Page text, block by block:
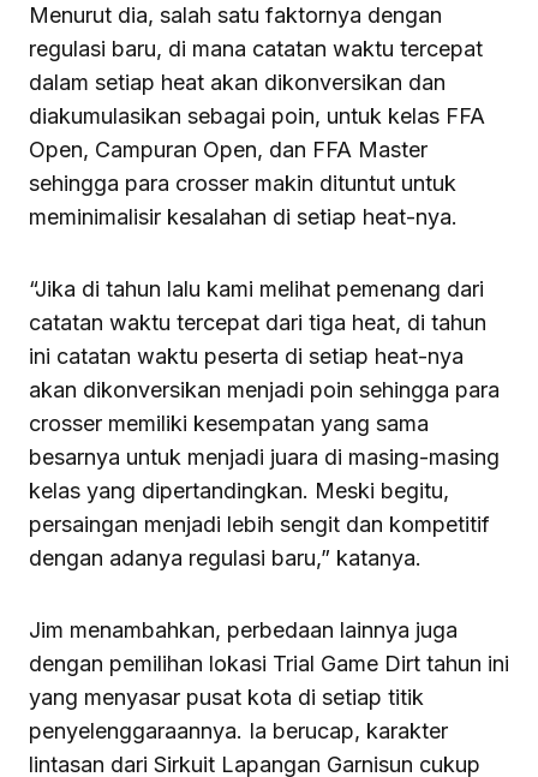
Menurut dia, salah satu faktornya dengan
regulasi baru, di mana catatan waktu tercepat
dalam setiap heat akan dikonversikan dan
diakumulasikan sebagai poin, untuk kelas FFA
Open, Campuran Open, dan FFA Master
sehingga para crosser makin dituntut untuk
meminimalisir kesalahan di setiap heat-nya.
“Jika di tahun lalu kami melihat pemenang dari
catatan waktu tercepat dari tiga heat, di tahun
ini catatan waktu peserta di setiap heat-nya
akan dikonversikan menjadi poin sehingga para
crosser memiliki kesempatan yang sama
besarnya untuk menjadi juara di masing-masing
kelas yang dipertandingkan. Meski begitu,
persaingan menjadi lebih sengit dan kompetitif
dengan adanya regulasi baru,” katanya.
Jim menambahkan, perbedaan lainnya juga
dengan pemilihan lokasi Trial Game Dirt tahun ini
yang menyasar pusat kota di setiap titik
penyelenggaraannya. Ia berucap, karakter
lintasan dari Sirkuit Lapangan Garnisun cukup